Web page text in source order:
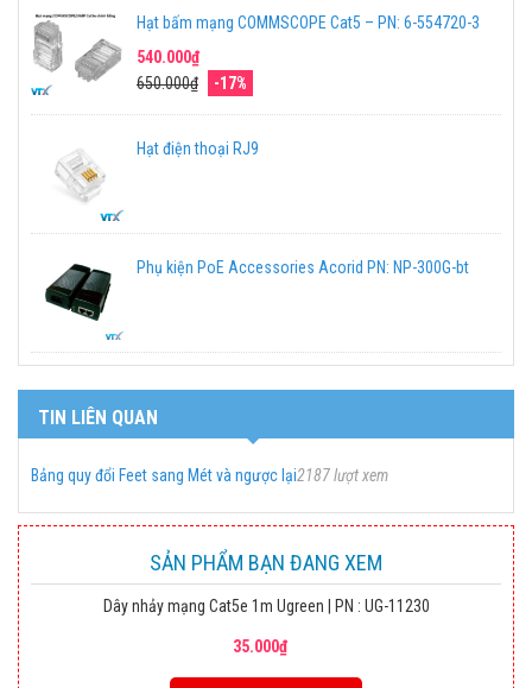
Hạt bấm mạng COMMSCOPE Cat5 – PN: 6-554720-3
540.000₫
650.000₫
-17%
Hạt điện thoại RJ9
Phụ kiện PoE Accessories Acorid PN: NP-300G-bt
TIN LIÊN QUAN
Bảng quy đổi Feet sang Mét và ngược lại2187 lượt xem
SẢN PHẨM BẠN ĐANG XEM
Dây nhảy mạng Cat5e 1m Ugreen | PN : UG-11230
35.000₫